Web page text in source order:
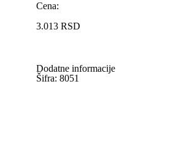
Cena:
3.013RSD
Dodatne informacije
Šifra: 8051